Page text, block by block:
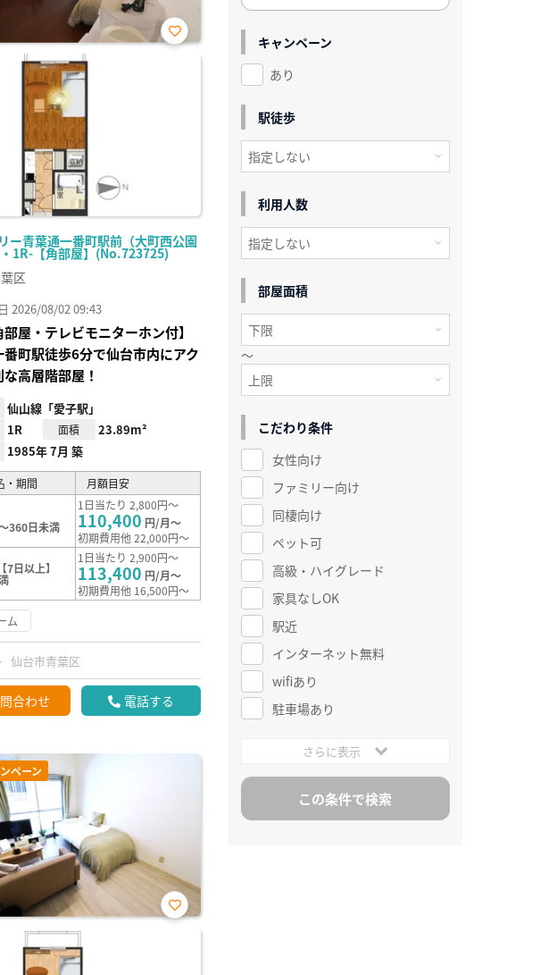
ー青葉通一番町駅前（大町西公園
1R-【角部屋】(No.723725)
お気
区
2026/08/02 09:43
部屋・テレビモニターホン付】
番町駅徒歩6分で仙台市内にアク
高層階部屋！
仙山線「愛子駅」
1R 面積 23.89m²
1985年 7月 築
・期間 月額目安
360日未満
1日当たり 2,800円～
110,400 円/月～
初期費用他 22,000円～
7日以上】
1日当たり 2,900円～
113,400 円/月～
初期費用他 16,500円～
ム
仙台市青葉区
合わせ 電話する
ペーン
お気
キャンペーン
あり
駅徒歩
利用人数
部屋面積
～
こだわり条件
女性向け
ファミリー向け
同棲向け
ペット可
高級・ハイグレード
家具なしOK
駅近
インターネット無料
wifiあり
駐車場あり
さらに表示